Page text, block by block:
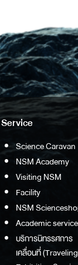
Service
Science Caravan
NSM Academy
Visiting NSM
Facility
NSM
Academic service
บริการนิทรรศการ
เคลื่อนที่ (Traveling